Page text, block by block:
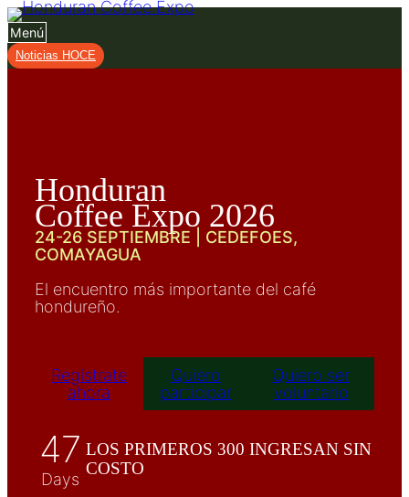
Saltar
al
contenido
Menú
Noticias HOCE
Honduran
Coffee Expo 2026
24-26 SEPTIEMBRE | CEDEFOES,
COMAYAGUA
El encuentro más importante del café
hondureño.
Regístrate
ahora
Quiero
participar
Quiero ser
voluntario
47
Days
LOS PRIMEROS 300 INGRESAN SIN
COSTO